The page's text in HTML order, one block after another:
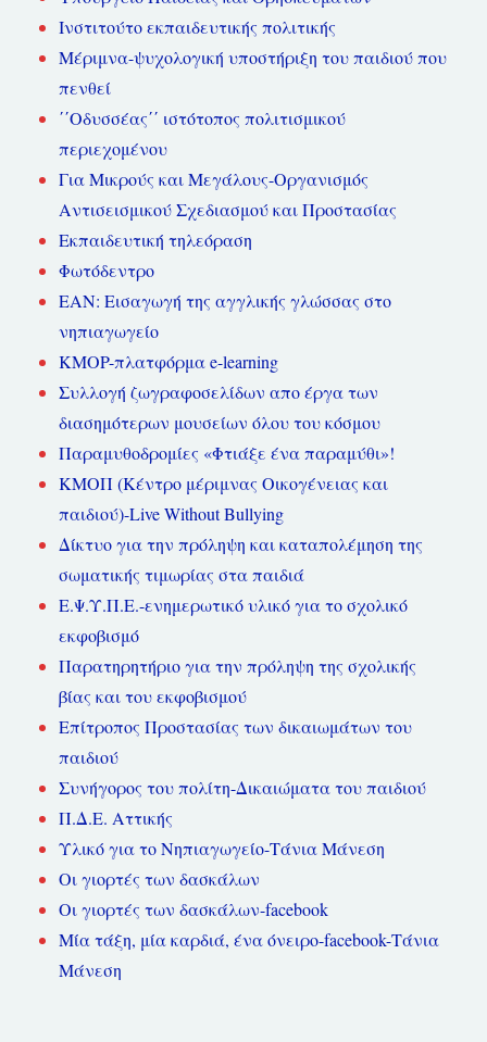
Ινστιτούτο εκπαιδευτικής πολιτικής
Μέριμνα-ψυχολογική υποστήριξη του παιδιού που
πενθεί
΄΄Οδυσσέας΄΄ ιστότοπος πολιτισμικού
περιεχομένου
Για Μικρούς και Μεγάλους-Οργανισμός
Αντισεισμικού Σχεδιασμού και Προστασίας
Εκπαιδευτική τηλεόραση
Φωτόδεντρο
ΕΑΝ: Εισαγωγή της αγγλικής γλώσσας στο
νηπιαγωγείο
KMOP-πλατφόρμα e-learning
Συλλογή ζωγραφοσελίδων απο έργα των
διασημότερων μουσείων όλου του κόσμου
Παραμυθοδρομίες «Φτιάξε ένα παραμύθι»!
ΚΜΟΠ (Κέντρο μέριμνας Οικογένειας και
παιδιού)-Live Without Bullying
Δίκτυο για την πρόληψη και καταπολέμηση της
σωματικής τιμωρίας στα παιδιά
Ε.Ψ.Υ.Π.Ε.-ενημερωτικό υλικό για το σχολικό
εκφοβισμό
Παρατηρητήριο για την πρόληψη της σχολικής
βίας και του εκφοβισμού
Επίτροπος Προστασίας των δικαιωμάτων του
παιδιού
Συνήγορος του πολίτη-Δικαιώματα του παιδιού
Π.Δ.Ε. Αττικής
Υλικό για το Νηπιαγωγείο-Τάνια Μάνεση
Οι γιορτές των δασκάλων
Οι γιορτές των δασκάλων-facebook
Μία τάξη, μία καρδιά, ένα όνειρο-facebook-Τάνια
Μάνεση